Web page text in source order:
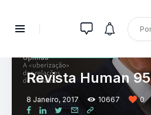
HUMAN PUBLICAÇÕES
Revista Human 95
8 Janeiro, 2017 10667 0